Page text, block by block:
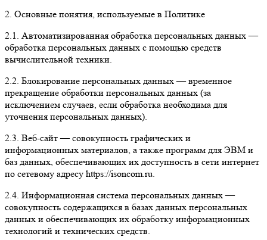
2. Основные понятия, используемые в Политике
2.1. Автоматизированная обработка персональных данных —
обработка персональных данных с помощью средств
вычислительной техники.
2.2. Блокирование персональных данных — временное
прекращение обработки персональных данных (за
исключением случаев, если обработка необходима для
уточнения персональных данных).
2.3. Веб-сайт — совокупность графических и
информационных материалов, а также программ для ЭВМ и
баз данных, обеспечивающих их доступность в сети интернет
по сетевому адресу https://isoncom.ru.
2.4. Информационная система персональных данных —
совокупность содержащихся в базах данных персональных
данных и обеспечивающих их обработку информационных
технологий и технических средств.